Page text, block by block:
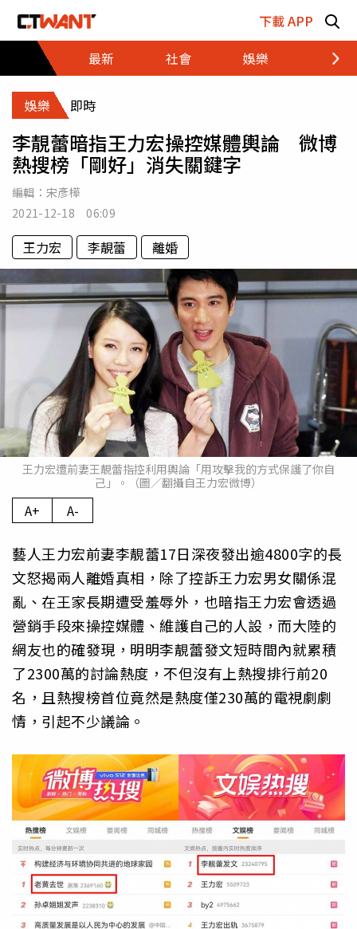
下載 APP
最新
社會 娛樂 財經
娛樂 即時
李靚蕾暗指王力宏操控媒體輿論 微博
熱搜榜「剛好」消失關鍵字
編輯： 宋彥樺
2021-12-18 06:09
王力宏 李靚蕾 離婚
王力宏遭前妻王靚蕾指控利用輿論「用攻擊我的方式保護了你自
己」。（圖／翻攝自王力宏微博）
A+ A-
藝人王力宏前妻李靚蕾17日深夜發出逾4800字的長
文怒揭兩人離婚真相，除了控訴王力宏男女關係混
亂、在王家長期遭受羞辱外，也暗指王力宏會透過
營銷手段來操控媒體、維護自己的人設，而大陸的
網友也的確發現，明明李靚蕾發文短時間內就累積
了2300萬的討論熱度，不但沒有上熱搜排行前20
名，且熱搜榜首位竟然是熱度僅230萬的電視劇劇
情，引起不少議論。